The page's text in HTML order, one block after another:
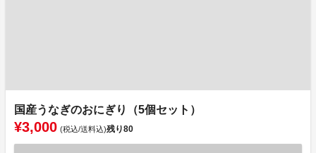
国産うなぎのおにぎり（5個セット）
¥3,000 (税込/送料込)残り80